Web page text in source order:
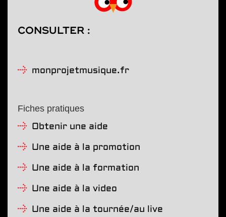
CONSULTER :
monprojetmusique.fr
Fiches pratiques
Obtenir une aide
Une aide à la promotion
Une aide à la formation
Une aide à la video
Une aide à la tournée/au live